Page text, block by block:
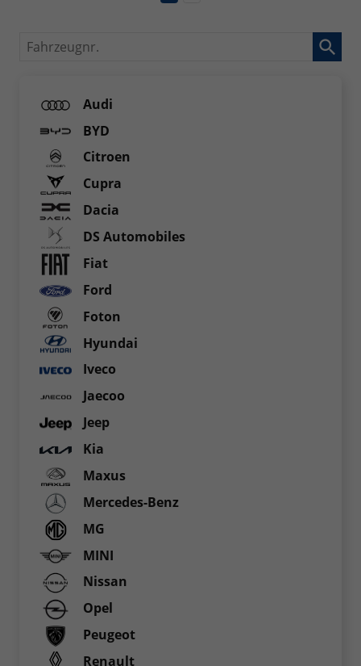
Fahrzeugnr.
Audi
BYD
Citroen
Cupra
Dacia
DS Automobiles
Fiat
Ford
Foton
Hyundai
Iveco
Jaecoo
Jeep
Kia
Maxus
Mercedes-Benz
MG
MINI
Nissan
Opel
Peugeot
Renault